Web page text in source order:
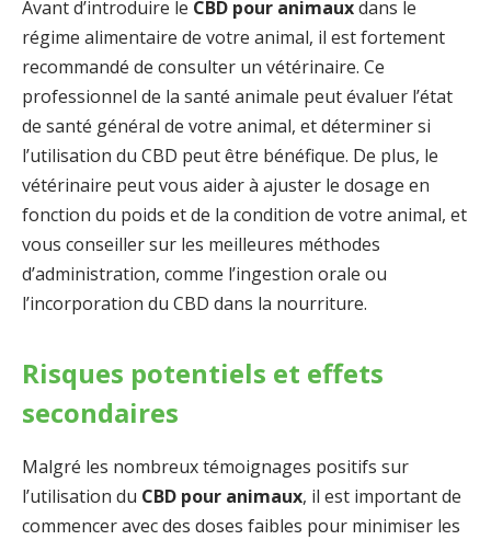
Avant d’introduire le CBD pour animauxdans le
régime alimentaire de votre animal, il est fortement
recommandé de consulter un vétérinaire. Ce
professionnel de la santé animale peut évaluer l’état
de santé général de votre animal, et déterminer si
l’utilisation du CBD peut être bénéfique. De plus, le
vétérinaire peut vous aider à ajuster le dosage en
fonction du poids et de la condition de votre animal, et
vous conseiller sur les meilleures méthodes
d’administration, comme l’ingestion orale ou
l’incorporation du CBD dans la nourriture.
Risques potentiels et effets
secondaires
Malgré les nombreux témoignages positifs sur
l’utilisation du CBD pour animaux, il est important de
commencer avec des doses faibles pour minimiser les